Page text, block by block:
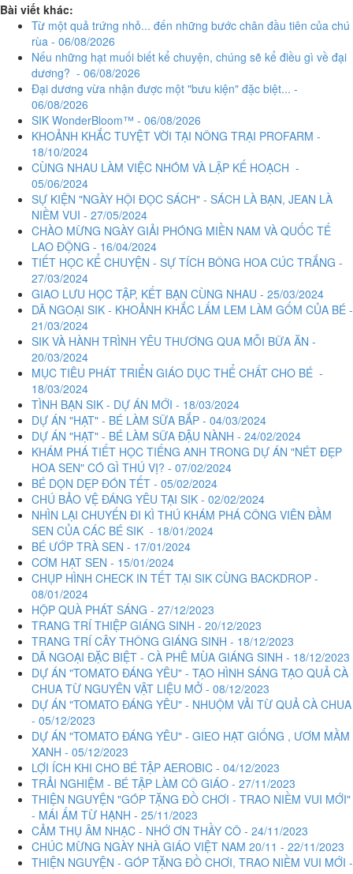
Bài viết khác:
Từ một quả trứng nhỏ... đến những bước chân đầu tiên của chú
rùa - 06/08/2026
Nếu những hạt muối biết kể chuyện, chúng sẽ kể điều gì về đại
dương? - 06/08/2026
Đại dương vừa nhận được một "bưu kiện" đặc biệt... -
06/08/2026
SIK WonderBloom™ - 06/08/2026
KHOẢNH KHẮC TUYỆT VỜI TẠI NÔNG TRẠI PROFARM -
18/10/2024
CÙNG NHAU LÀM VIỆC NHÓM VÀ LẬP KẾ HOẠCH -
05/06/2024
SỰ KIỆN "NGÀY HỘI ĐỌC SÁCH" - SÁCH LÀ BẠN, JEAN LÀ
NIỀM VUI - 27/05/2024
CHÀO MỪNG NGÀY GIẢI PHÓNG MIỀN NAM VÀ QUỐC TẾ
LAO ĐỘNG - 16/04/2024
TIẾT HỌC KỂ CHUYỆN - SỰ TÍCH BÔNG HOA CÚC TRẮNG -
27/03/2024
GIAO LƯU HỌC TẬP, KẾT BẠN CÙNG NHAU - 25/03/2024
DÃ NGOẠI SIK - KHOẢNH KHẮC LẤM LEM LÀM GỐM CỦA BÉ -
21/03/2024
SIK VÀ HÀNH TRÌNH YÊU THƯƠNG QUA MỖI BỮA ĂN -
20/03/2024
MỤC TIÊU PHÁT TRIỂN GIÁO DỤC THỂ CHẤT CHO BÉ -
18/03/2024
TÌNH BẠN SIK - DỰ ÁN MỚI - 18/03/2024
DỰ ÁN "HẠT" - BÉ LÀM SỮA BẮP - 04/03/2024
DỰ ÁN "HẠT" - BÉ LÀM SỮA ĐẬU NÀNH - 24/02/2024
KHÁM PHÁ TIẾT HỌC TIẾNG ANH TRONG DỰ ÁN "NÉT ĐẸP
HOA SEN" CÓ GÌ THÚ VỊ? - 07/02/2024
BÉ DỌN DẸP ĐÓN TẾT - 05/02/2024
CHÚ BẢO VỆ ĐÁNG YÊU TẠI SIK - 02/02/2024
NHÌN LẠI CHUYẾN ĐI KÌ THÚ KHÁM PHÁ CÔNG VIÊN ĐẦM
SEN CỦA CÁC BÉ SIK - 18/01/2024
BÉ ƯỚP TRÀ SEN - 17/01/2024
CƠM HẠT SEN - 15/01/2024
CHỤP HÌNH CHECK IN TẾT TẠI SIK CÙNG BACKDROP -
08/01/2024
HỘP QUÀ PHÁT SÁNG - 27/12/2023
TRANG TRÍ THIỆP GIÁNG SINH - 20/12/2023
TRANG TRÍ CÂY THÔNG GIÁNG SINH - 18/12/2023
DÃ NGOẠI ĐẶC BIỆT - CÀ PHÊ MÙA GIÁNG SINH - 18/12/2023
DỰ ÁN "TOMATO ĐÁNG YÊU" - TẠO HÌNH SÁNG TẠO QUẢ CÀ
CHUA TỪ NGUYÊN VẬT LIỆU MỞ - 08/12/2023
DỰ ÁN "TOMATO ĐÁNG YÊU" - NHUỘM VẢI TỪ QUẢ CÀ CHUA
- 05/12/2023
DỰ ÁN "TOMATO ĐÁNG YÊU" - GIEO HẠT GIỐNG , ƯƠM MẦM
XANH - 05/12/2023
LỢI ÍCH KHI CHO BÉ TẬP AEROBIC - 04/12/2023
TRẢI NGHIỆM - BÉ TẬP LÀM CÔ GIÁO - 27/11/2023
THIỆN NGUYỆN "GÓP TẶNG ĐỒ CHƠI - TRAO NIỀM VUI MỚI"
- MÁI ẤM TỪ HẠNH - 25/11/2023
CẢM THỤ ÂM NHẠC - NHỚ ƠN THẦY CÔ - 24/11/2023
CHÚC MỪNG NGÀY NHÀ GIÁO VIỆT NAM 20/11 - 22/11/2023
THIỆN NGUYỆN - GÓP TẶNG ĐỒ CHƠI, TRAO NIỀM VUI MỚI -